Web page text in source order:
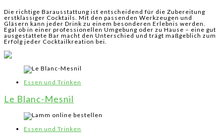
Die richtige Barausstattung ist entscheidend für die Zubereitung
erstklassiger Cocktails. Mit den passenden Werkzeugen und
Gläsern kann jeder Drink zu einem besonderen Erlebnis werden.
Egal ob in einer professionellen Umgebung oder zu Hause – eine gut
ausgestattete Bar macht den Unterschied und trägt maßgeblich zum
Erfolg jeder Cocktailkreation bei.
Essen und Trinken
Le Blanc-Mesnil
Essen und Trinken